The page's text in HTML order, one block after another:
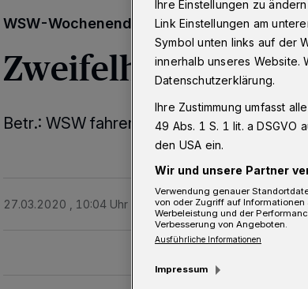
WSW-Wochenendfahrplan
Zweifelhafte
Betr.: WSW fahren nur noch nach
27.03.2020 , 10:04 Uhr Eine Minute Lesezeit
Ihre Einstellungen zu
Link Einstellungen am
Symbol unten links auf der
innerhalb unseres Website.
Datenschutzerklärung.
Ihre Zustimmung umfasst
49 Abs. 1 S. 1 lit. a DSGVO
den USA ein.
Wir und unsere Partner
Verwendung genauer
von oder Zugriff auf
Werbeleistung und der
Verbesserung von Angeboten.
Ausführliche Informationen
Impressum